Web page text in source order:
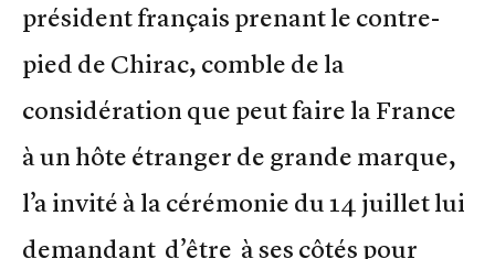
président français prenant le contre-
pied de Chirac, comble de la
considération que peut faire la France
à un hôte étranger de grande marque,
l’a invité à la cérémonie du 14 juillet lui
demandant d’être à ses côtés pour